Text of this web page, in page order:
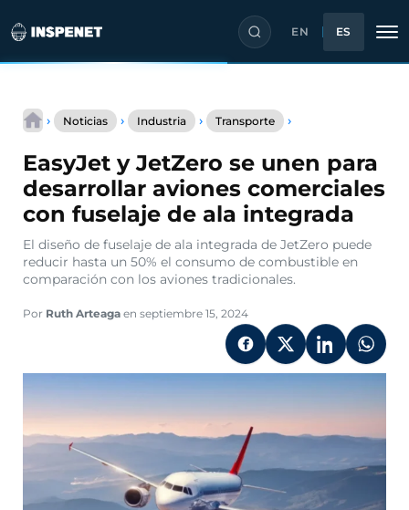
contenido
EN ES
› Noticias › Industria › Transporte ›
se
unen
para
desarrollar
aviones
comerciales
con
fuselaje
integrada
EasyJet y JetZero se unen para
desarrollar aviones comerciales
con fuselaje de ala integrada
El diseño de fuselaje de ala integrada de JetZero puede
reducir hasta un 50% el consumo de combustible en
comparación con los aviones tradicionales.
Por Ruth Arteaga en septiembre 15, 2024